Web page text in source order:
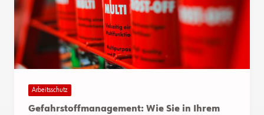
Arbeitsschutz
Gefahrstoffmanagement: Wie Sie in Ihrem